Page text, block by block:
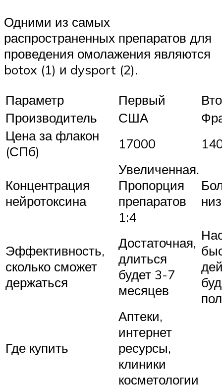
Одними из самых
распространенных препаратов для
проведения омолажения являются
botox (1) и dysport (2).
Параметр
Первый
Производитель
США
Цена за флакон
(СПб)
17000
Концентрация
нейротоксина
Увеличенная.
Пропорция
препаратов
1:4
Эффективность,
сколько сможет
держаться
Достаточная,
длиться
будет 3-7
месяцев
Где купить
Аптеки,
интернет
ресурсы,
клиники
косметологии